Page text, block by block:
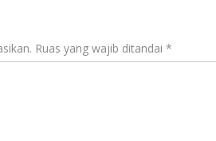
Ruas yang wajib ditandai *